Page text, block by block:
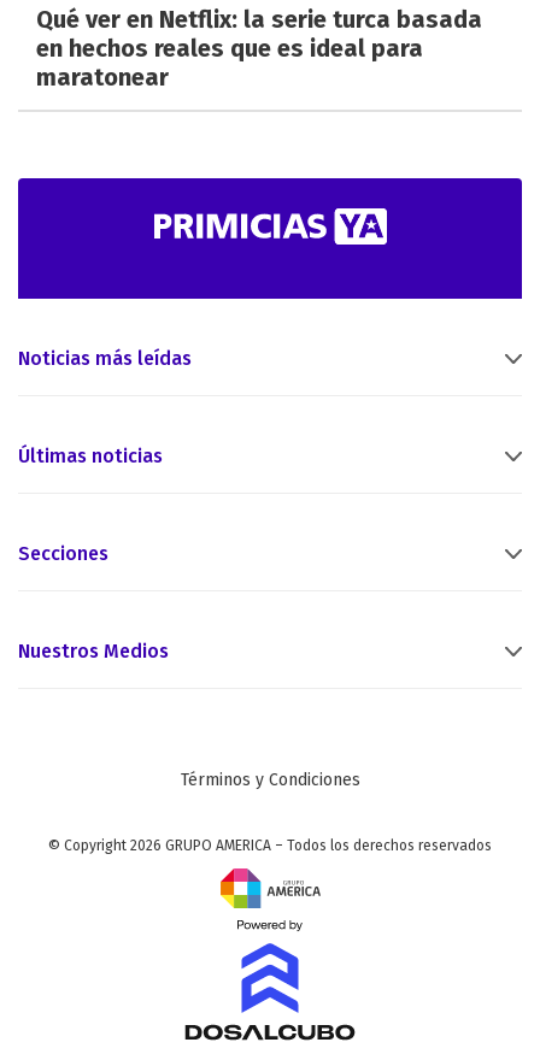
Qué ver en Netflix: la serie turca basada
en hechos reales que es ideal para
maratonear
Noticias más leídas
Últimas noticias
Secciones
Nuestros Medios
Términos y Condiciones
© Copyright 2026 GRUPO AMERICA – Todos los derechos reservados